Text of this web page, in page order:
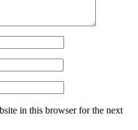
in this browser for the next